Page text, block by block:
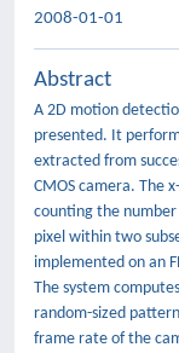
2008-01-01
Abstract
A 2D motion
presented. It
extracted from
CMOS camera. The
counting the number
pixel within two
implemented on an
The system
random-sized
frame rate of the